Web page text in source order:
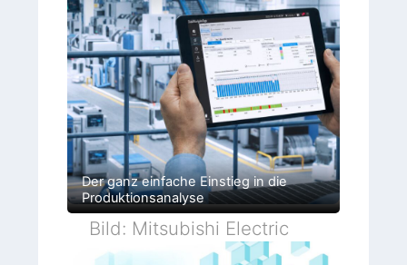
Der ganz einfache Einstieg in die
Produktionsanalyse
Bild: Mitsubishi Electric